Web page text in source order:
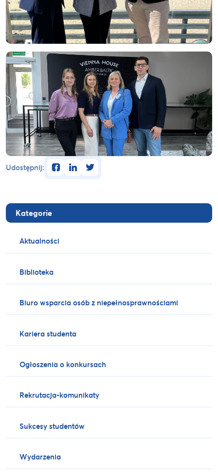
Kategorie
Aktualności
Biblioteka
Biuro wsparcia osób z niepełnosprawnościami
Kariera studenta
Ogłoszenia o konkursach
Rekrutacja-komunikaty
Sukcesy studentów
Wydarzenia
Udostępnij: facebooklinkedintwitter